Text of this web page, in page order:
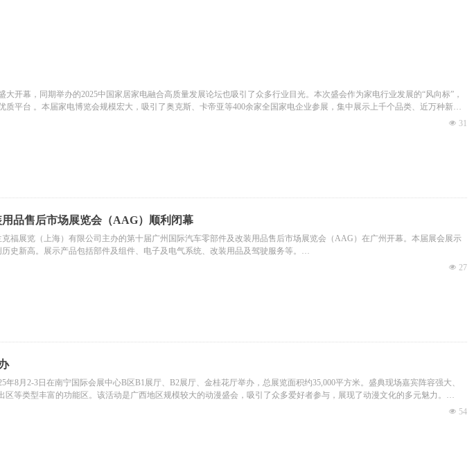
开幕，同期举办的2025中国家居家电融合高质量发展论坛也吸引了众多行业目光。本次盛会作为家电行业发展的“风向标”，
平台 。本届家电博览会规模宏大，吸引了奥克斯、卡帝亚等400余家全国家电企业参展，集中展示上千个品类、近万种新
넶 31
品售后市场展览会（AAG）顺利闭幕
福展览（上海）有限公司主办的第十届广州国际汽车零部件及改装用品售后市场展览会（AAG）在广州开幕。本届展会展示
史新高。展示产品包括部件及组件、电子及电气系统、改装用品及驾驶服务等。
划设计到物料搭建的一站式支持，齐心协力保障展会圆满举办。
넶 27
8月2-3日在南宁国际会展中心B区B1展厅、B2展厅、金桂花厅举办，总展览面积约35,000平方米。盛典现场嘉宾阵容强大、
等类型丰富的功能区。该活动是广西地区规模较大的动漫盛会，吸引了众多爱好者参与，展现了动漫文化的多元魅力。
场安全巡查管理等服务，齐心协力保障展会圆满举办。
넶 54